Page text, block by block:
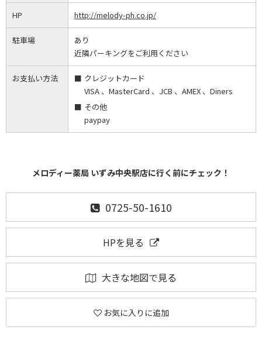
HP http://melody-ph.co.jp/
駐車場
あり
近隣パーキングをご利用ください
お支払い方法
クレジットカード
VISA 、MasterCard 、JCB 、AMEX 、Diners
その他
paypay
メロディー薬局 いずみ中央駅店に行く前にチェック！
0725-50-1610
HPを見る
大きな地図で見る
お気に入りに追加